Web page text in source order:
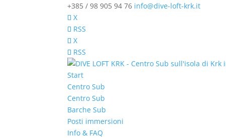
+385 / 98 905 94 76 info@dive-loft-krk.it
X
RSS
X
RSS
Start
Centro Sub
Centro Sub
Barche Sub
Posti immersioni
Info & FAQ